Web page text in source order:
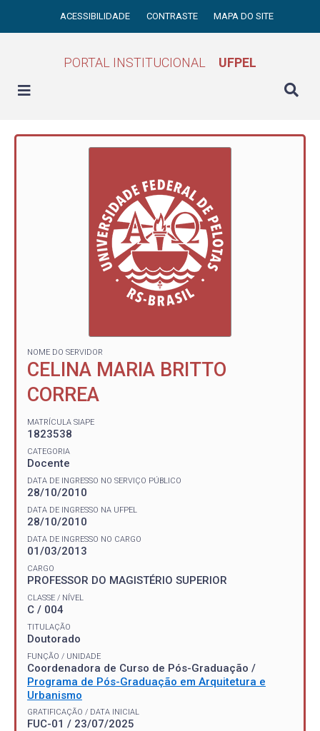
ACESSIBILIDADE CONTRASTE MAPA DO SITE
PORTAL INSTITUCIONAL UFPEL
NOME DO SERVIDOR
CELINA MARIA BRITTO
CORREA
MATRÍCULA SIAPE
1823538
CATEGORIA
Docente
DATA DE INGRESSO NO SERVIÇO PÚBLICO
28/10/2010
DATA DE INGRESSO NA UFPEL
28/10/2010
DATA DE INGRESSO NO CARGO
01/03/2013
CARGO
PROFESSOR DO MAGISTÉRIO SUPERIOR
CLASSE / NÍVEL
C / 004
TITULAÇÃO
Doutorado
FUNÇÃO / UNIDADE
Coordenadora de Curso de Pós-Graduação /
Programa de Pós-Graduação em Arquitetura e
Urbanismo
GRATIFICAÇÃO / DATA INICIAL
FUC-01 / 23/07/2025